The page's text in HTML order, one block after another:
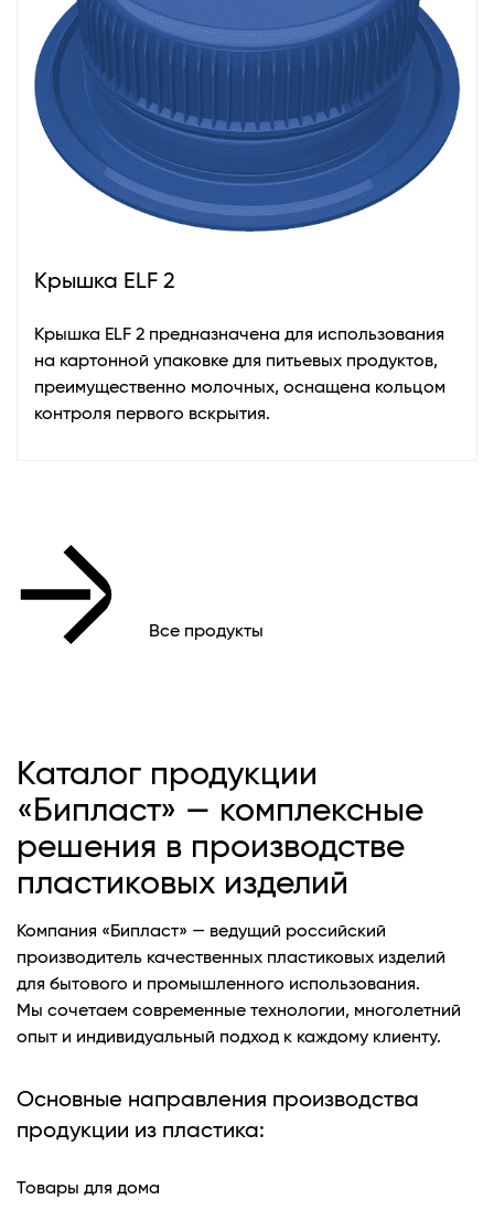
Крышка ELF 2
Крышка ELF 2 предназначена для использования
на картонной упаковке для питьевых продуктов,
преимущественно молочных, оснащена кольцом
контроля первого вскрытия.
Все продукты
Каталог продукции
«Бипласт» — комплексные
решения в производстве
пластиковых изделий
Компания «Бипласт» — ведущий российский
производитель качественных пластиковых изделий
для бытового и промышленного использования.
Мы сочетаем современные технологии, многолетний
опыт и индивидуальный подход к каждому клиенту.
Основные направления производства
продукции из пластика:
Товары для дома